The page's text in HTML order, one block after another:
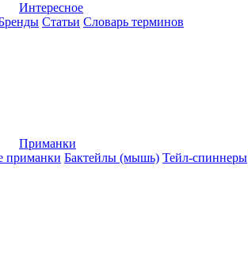
Интересное
Статьи Словарь терминов
Приманки
приманки Бактейлы (мышь) Тейл-спиннеры